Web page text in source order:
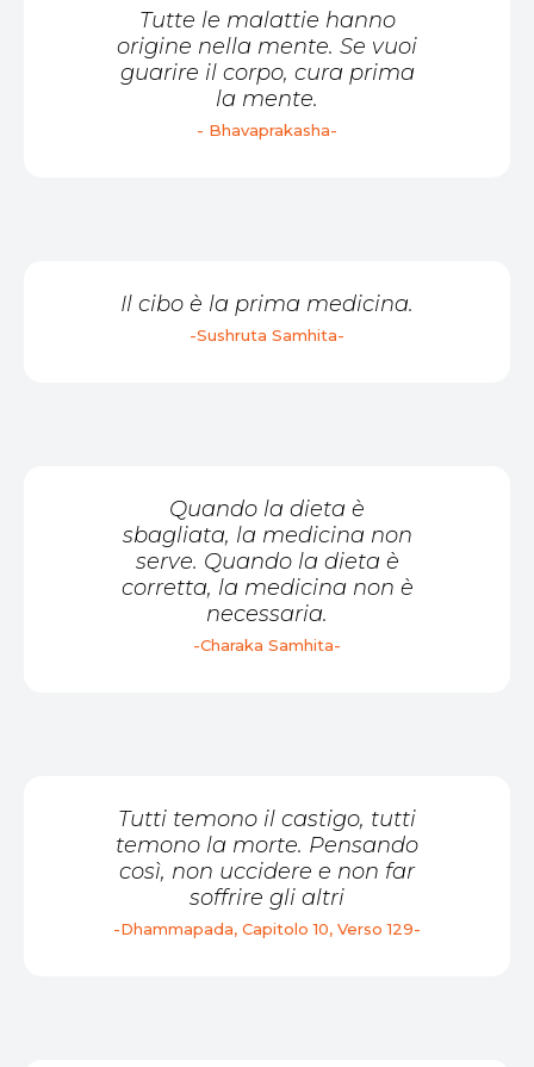
Tutte le malattie hanno
origine nella mente. Se vuoi
guarire il corpo, cura prima
la mente.
- Bhavaprakasha-
Il cibo è la prima medicina.
-Sushruta Samhita-
Quando la dieta è
sbagliata, la medicina non
serve. Quando la dieta è
corretta, la medicina non è
necessaria.
-Charaka Samhita-
Tutti temono il castigo, tutti
temono la morte. Pensando
così, non uccidere e non far
soffrire gli altri
-Dhammapada, Capitolo 10, Verso 129-